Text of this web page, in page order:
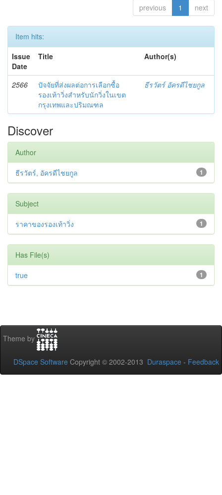
previous 1 next
Item hits:
Issue
Date
Title Author(s)
2566
ปัจจัยที่ส่งผลต่อการเลือกซื้อ
รองเท้าวิ่งสำหรับนักวิ่งในเขต
กรุงเทพและปริมณฑล
ธีรวัตร์ อัครดีไชยกูล
Discover
Author
1
ธีรวัตร์, อัครดีไชยกูล
Subject
1
ราคาของรองเท้าวิ่ง
Has File(s)
1
true
Theme by
DSpace Software Copyright © 2002-2013 Duraspace - Feedback